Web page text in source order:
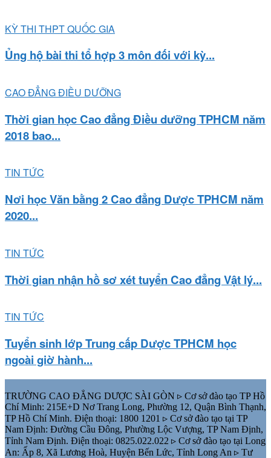
KỲ THI THPT QUỐC GIA
Ủng hộ bài thi tổ hợp 3 môn đối với kỳ...
CAO ĐẲNG ĐIỀU DƯỠNG
Thời gian học Cao đẳng Điều dưỡng TPHCM năm
2018 bao...
TIN TỨC
Nơi học Văn bằng 2 Cao đẳng Dược TPHCM năm
2020...
TIN TỨC
Thời gian nhận hồ sơ xét tuyển Cao đẳng Vật lý...
TIN TỨC
Tuyển sinh lớp Trung cấp Dược TPHCM học
ngoài giờ hành...
TRƯỜNG CAO ĐẲNG DƯỢC SÀI GÒN ▹ Cơ sở đào tạo TP Hồ
Chí Minh: 215E+D Nơ Trang Long, Phường 12, Quận Bình Thạnh,
TP Hồ Chí Minh. Điện thoại: 1800 1201 ▹ Cơ sở đào tạo tại TP
Nam Định: Đường Cầu Đông, Phường Lộc Vượng, TP Nam Định,
Tỉnh Nam Định. Điện thoại: 0825.022.022 ▹ Cơ sở đào tạo tại Long
An: Ấp 8, Xã Lương Hoà, Huyện Bến Lức, Tỉnh Long An ▹ Tư